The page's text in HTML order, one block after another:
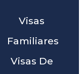
Visas
Familiares
Visas De